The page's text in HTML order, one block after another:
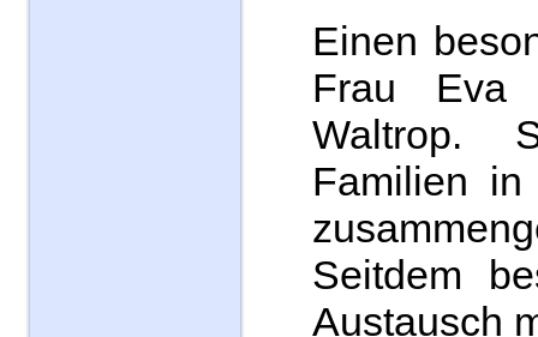
Einen
Frau Eva
Waltrop.
Familien
Seitdem
Austausch